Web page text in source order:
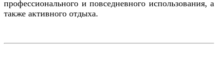
профессионального и повседневного использования, а
также активного отдыха.